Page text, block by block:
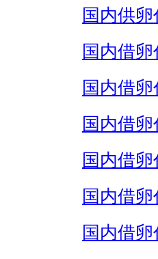
国内供卵
国内借
国内借
国内借
国内借
国内借卵
国内借